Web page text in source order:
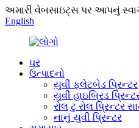
અમારી વેબસાઇટ્સ પર આપનું
English
ઘર
ઉત્પાદનો
યુવી ફ્લેટબેડ પ્રિન્ટર
યુવી હાઇબ્રિડ
રોલ ટુ રોલ પ્રિન્ટર
નાનું યુવી પ્રિન્ટર